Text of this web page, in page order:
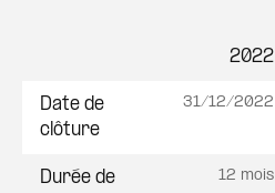
2022
Date de
clôture
31/12/2022
Durée de
12 mois